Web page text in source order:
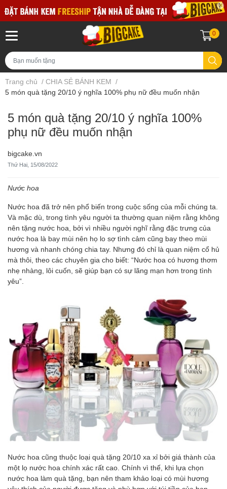
0
Trang chủ / CHIA SẺ BÁNH KEM /
5 món quà tặng 20/10 ý nghĩa 100% phụ nữ đều muốn nhận
5 món quà tặng 20/10 ý nghĩa 100%
phụ nữ đều muốn nhận
bigcake.vn
Thứ Hai, 15/08/2022
Nước hoa
Nước hoa đã trở nên phổ biến trong cuộc sống của mỗi chúng ta.
Và mặc dù, trong tình yêu người ta thường quan niệm rằng không
nên tặng nước hoa, bởi vì nhiều người nghĩ rằng đặc trưng của
nước hoa là bay mùi nên họ lo sợ tình cảm cũng bay theo mùi
hương và nhanh chóng chia tay. Nhưng đó chỉ là quan niệm cổ hủ
mà thôi, theo các chuyên gia cho biết: “Nước hoa có hương thơm
nhẹ nhàng, lôi cuốn, sẽ giúp bạn có sự lãng mạn hơn trong tình
yêu”.
Nước hoa cũng thuộc loại quà tặng 20/10 xa xỉ bởi giá thành của
một lọ nước hoa chính xác rất cao. Chính vì thế, khi lựa chọn
nước hoa làm quà tặng, bạn nên tham khảo loại có mùi hương